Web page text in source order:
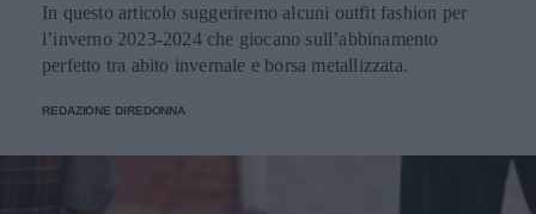
In questo articolo suggeriremo alcuni outfit fashion per
l’inverno 2023-2024 che giocano sull’abbinamento
perfetto tra abito invernale e borsa metallizzata.
REDAZIONE DIREDONNA